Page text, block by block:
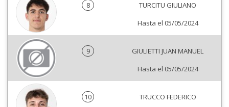
8
TURCITU GIULIANO
Hasta el 05/05/2024
9
GIULIETTI JUAN MANUEL
Hasta el 05/05/2024
10
TRUCCO FEDERICO